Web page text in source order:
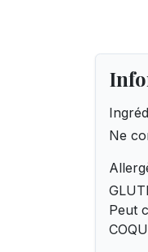
Ne
Peut